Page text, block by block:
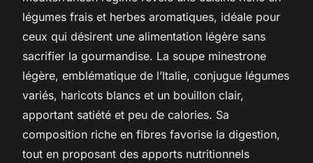
légumes frais et herbes aromatiques, idéale pour
ceux qui désirent une alimentation légère sans
sacrifier la gourmandise. La soupe minestrone
légère, emblématique de l’Italie, conjugue légumes
variés, haricots blancs et un bouillon clair,
apportant satiété et peu de calories. Sa
composition riche en fibres favorise la digestion,
tout en proposant des apports nutritionnels